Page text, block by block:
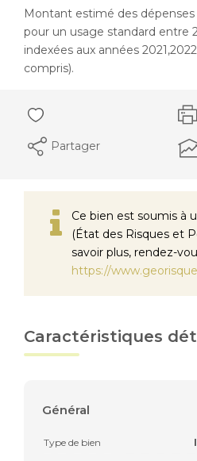
Montant estimé des
pour un usage standard entre
indexées aux années
compris).
Partager
Ce bien est soumis à
(État des Risques et
savoir plus, rendez-
https://
Caractéristiques
Général
Type de bien